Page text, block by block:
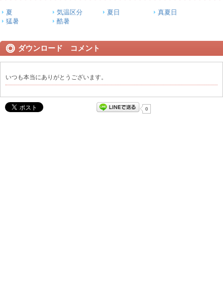
夏 気温区分 夏日
真夏日
猛暑
酷暑
ダウンロード コメント
いつも本当にありがとうございます。
0